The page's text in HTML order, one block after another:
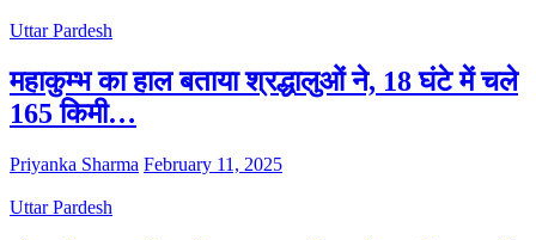
Uttar Pardesh
महाकुम्भ का हाल बताया श्रद्धालुओं ने, 18 घंटे में चले
165 किमी…
Priyanka Sharma February 11, 2025
Uttar Pardesh